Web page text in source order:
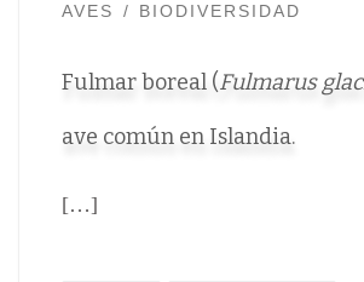
AVES BIODIVERSIDAD
Fulmar boreal (Fulmarus
ave común en Islandia.
[…]